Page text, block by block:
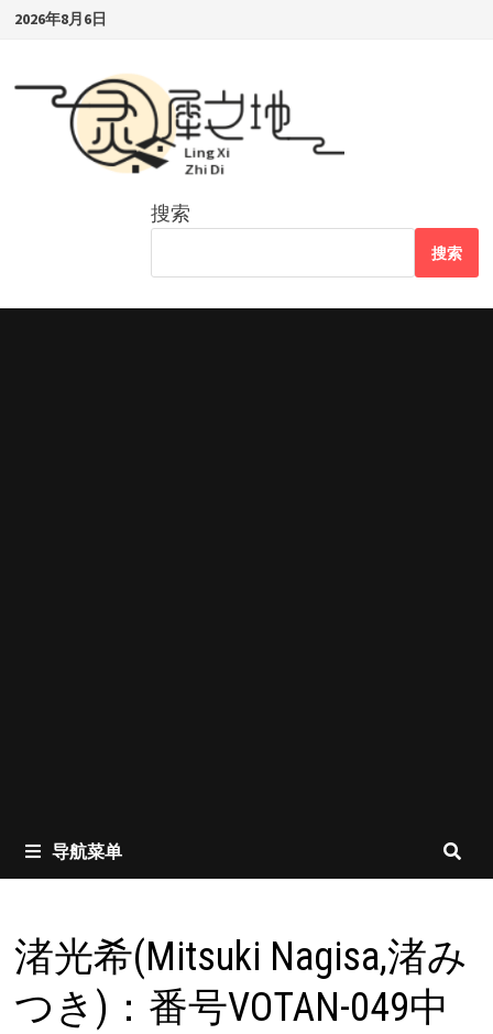
Skip2026年8月6日
搜索
搜索
导航菜单
渚光希(Mitsuki Nagisa,渚み
つき)：番号VOTAN-049中